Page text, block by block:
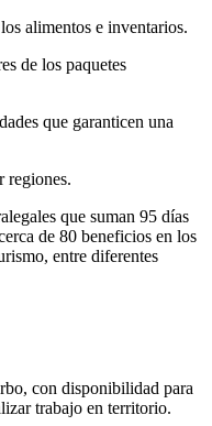
alimentos e inventarios.
de los paquetes
que garanticen una
regiones.
que suman 95 días
de 80 beneficios en los
entre diferentes
con disponibilidad para
trabajo en territorio.